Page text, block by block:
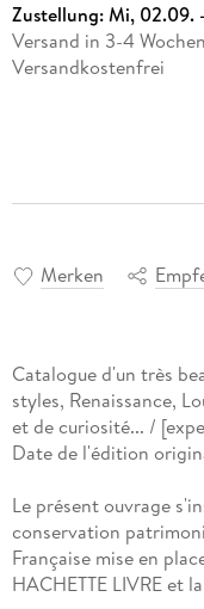
Zustellung:Mi, 02.09.
Versand in 3-4 Wochen
Versandkostenfrei
Merken
Catalogue d'un très
styles, Renaissance,
et de curiosité... /
Date de l'édition
Le présent ouvrage
conservation
Française mise en
HACHETTE LIVRE et